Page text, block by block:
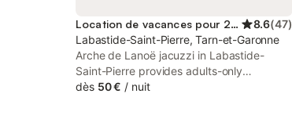
Location de vacances pour 2 personnes 8.6(47)
Labastide-Saint-Pierre, Tarn-et-Garonne
Arche de Lanoë jacuzzi in Labastide-
Saint-Pierre provides adults-only
accommodation with a spa and wellness
dès 50 € / nuit